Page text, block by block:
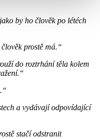
by ho člověk po létéch
prostě má.“
do roztrhání těla kolem
a vydávají odpovídající
stačí odstranit